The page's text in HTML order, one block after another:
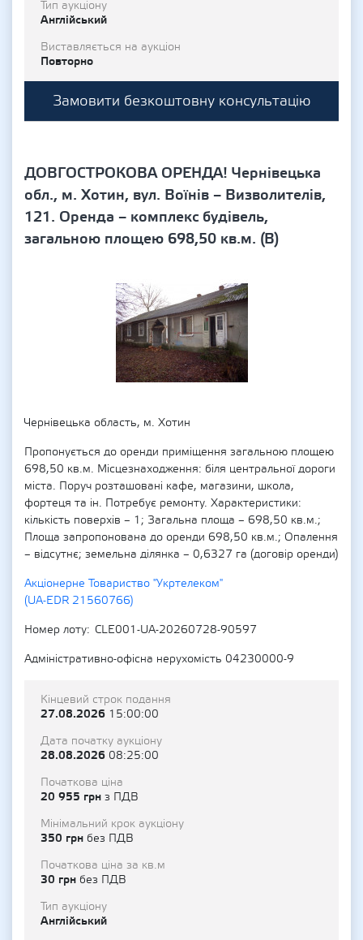
Тип аукціону
Англійський
Виставляється на аукціон
Повторно
Замовити безкоштовну консультацію
ДОВГОСТРОКОВА ОРЕНДА! Чернівецька
обл., м. Хотин, вул. Воїнів – Визволителів,
121. Оренда – комплекс будівель,
загальною площею 698,50 кв.м. (В)
Чернівецька область, м. Хотин
Пропонується до оренди приміщення загальною площею
698,50 кв.м. Місцезнаходження: біля центральної дороги
міста. Поруч розташовані кафе, магазини, школа,
фортеця та ін. Потребує ремонту. Характеристики:
кількість поверхів – 1; Загальна площа – 698,50 кв.м.;
Площа запропонована до оренди 698,50 кв.м.; Опалення
– відсутнє; земельна ділянка – 0,6327 га (договір оренди)
Акціонерне Товариство "Укртелеком"
(UA-EDR 21560766)
Номер лоту
CLE001-UA-20260728-90597
Адміністративно-офісна нерухомість 04230000-9
Кінцевий строк подання
27.08.2026 15:00:00
Дата початку аукціону
28.08.2026 08:25:00
Початкова ціна
20 955 грн з ПДВ
Мінімальний крок аукціону
350 грн без ПДВ
Початкова ціна за кв.м
30 грн без ПДВ
Тип аукціону
Англійський